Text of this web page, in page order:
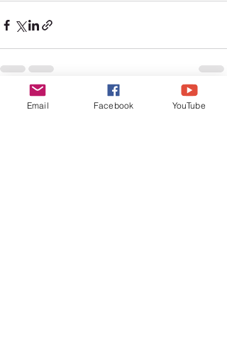
Post recenti Mostra tutti
Email Facebook YouTube